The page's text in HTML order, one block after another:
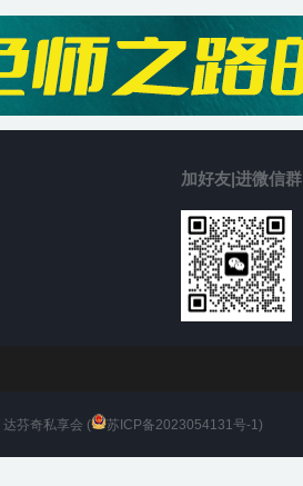
加好友|进微信群
达芬奇私享会 ( 苏ICP备2023054131号-1)